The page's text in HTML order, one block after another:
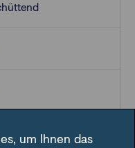
um Ihnen das